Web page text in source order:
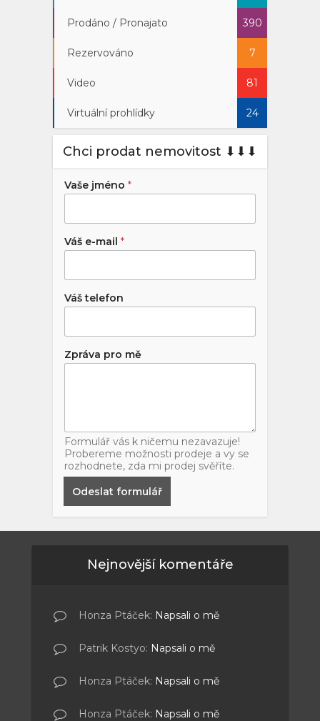
Prodáno / Pronajato 390
Rezervováno 7
Video 81
Virtuální prohlídky 24
Chci prodat nemovitost ⬇︎⬇︎⬇︎
Vaše jméno *
Váš e-mail *
Váš telefon
Zpráva pro mě
Formulář vás k ničemu nezavazuje!
Probereme možnosti prodeje a vy se
rozhodnete, zda mi prodej svěříte.
Odeslat formulář
Nejnovější komentáře
Honza Ptáček: Napsali o mě
Patrik Kostyo: Napsali o mě
Honza Ptáček: Napsali o mě
Honza Ptáček: Napsali o mě